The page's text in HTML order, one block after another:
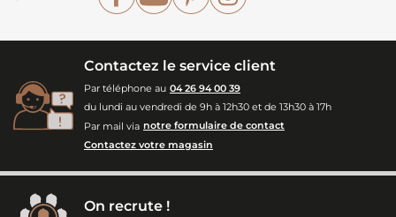
Contactez le service client
Par téléphone au 04 26 94 00 39
du lundi au vendredi de 9h à 12h30 et de 13h30 à 17h
Par mail via notre formulaire de contact
Contactez votre magasin
On recrute !